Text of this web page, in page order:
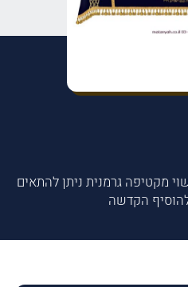
מקטיפה גרמנית ניתן להתאים
הקדשה